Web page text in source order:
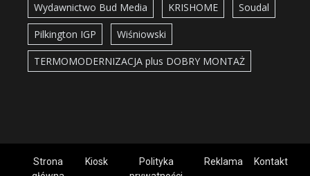
Wydawnictwo Bud Media KRISHOME Soudal
Pilkington IGP Wiśniowski
TERMOMODERNIZACJA plus DOBRY MONTAŻ
Strona
Kiosk
Polityka
Reklama Kontakt